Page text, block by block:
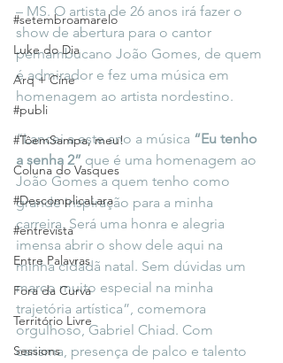
#setembroamarelo
Luke do Dia
Arq + Cine
#publi
#TôemSampa, meu!
Coluna do Vasques
#DescomplicaLara
#entrevista
Entre Palavras
Fora da Curva
Território Livre
Sessions
– MS. O artista de 26 anos irá fazer o
show de abertura para o cantor
pernambucano João Gomes, de quem
é admirador e fez uma música em
homenagem ao artista nordestino.
“Lancei a este ano a música “Eu tenho
a senha 2” que é uma homenagem ao
João Gomes a quem tenho como
grande inspiração para a minha
carreira. Será uma honra e alegria
imensa abrir o show dele aqui na
minha cidadã natal. Sem dúvidas um
marco muito especial na minha
trajetória artística”, comemora
orgulhoso, Gabriel Chiad. Com
carisma, presença de palco e talento